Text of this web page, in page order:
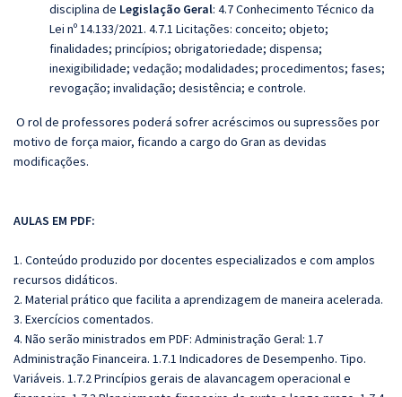
disciplina de Legislação Geral: 4.7 Conhecimento Técnico da
Lei nº 14.133/2021. 4.7.1 Licitações: conceito; objeto;
finalidades; princípios; obrigatoriedade; dispensa;
inexigibilidade; vedação; modalidades; procedimentos; fases;
revogação; invalidação; desistência; e controle.
O rol de professores poderá sofrer acréscimos ou supressões por
motivo de força maior, ficando a cargo do Gran as devidas
modificações.
AULAS EM PDF:
1. Conteúdo produzido por docentes especializados e com amplos
recursos didáticos.
2. Material prático que facilita a aprendizagem de maneira acelerada.
3. Exercícios comentados.
4. Não serão ministrados em PDF: Administração Geral: 1.7
Administração Financeira. 1.7.1 Indicadores de Desempenho. Tipo.
Variáveis. 1.7.2 Princípios gerais de alavancagem operacional e